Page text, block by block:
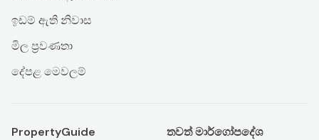
ඉඩම් ඇති නිවාස
මිල ප්‍රවණතා
දේපළ මෙවලම්
PropertyGuide තවත් මාර්ගෝපදේශ